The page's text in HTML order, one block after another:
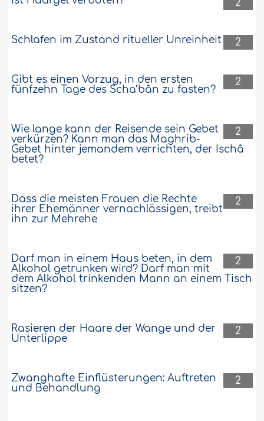
2
2
Schlafen im Zustand ritueller Unreinheit
2
Gibt es einen Vorzug, in den ersten
fünfzehn Tage des Scha’bân zu fasten?
2
Wie lange kann der Reisende sein Gebet
verkürzen? Kann man das Maghrib-
Gebet hinter jemandem verrichten, der Ischâ
betet?
2
Dass die meisten Frauen die Rechte
ihrer Ehemänner vernachlässigen, treibt
ihn zur Mehrehe
2
Darf man in einem Haus beten, in dem
Alkohol getrunken wird? Darf man mit
dem Alkohol trinkenden Mann an einem Tisch
sitzen?
2
Rasieren der Haare der Wange und der
Unterlippe
2
Zwanghafte Einflüsterungen: Auftreten
und Behandlung